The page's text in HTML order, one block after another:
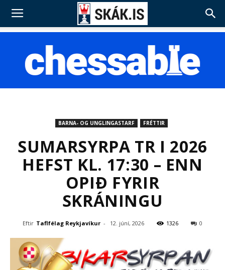
BARNA- OG UNGLINGASTARF FRÉTTIR
SUMARSYRPA TR I 2026
HEFST KL. 17:30 – ENN
OPIÐ FYRIR
SKRÁNINGU
Eftir Taflfélag Reykjavíkur - 12. júní, 2026 1326 0